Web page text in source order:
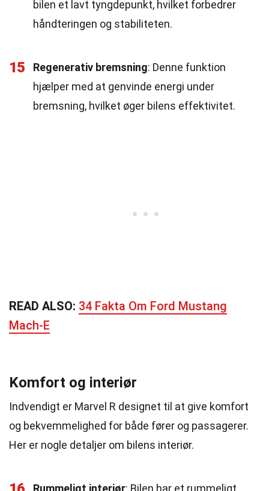
bilen et lavt tyngdepunkt, hvilket forbedrer
håndteringen og stabiliteten.
15 Regenerativ bremsning: Denne funktion
hjælper med at genvinde energi under
bremsning, hvilket øger bilens effektivitet.
READ ALSO: 34 Fakta Om Ford Mustang
Mach-E
Komfort og interiør
Indvendigt er Marvel R designet til at give komfort
og bekvemmelighed for både fører og passagerer.
Her er nogle detaljer om bilens interiør.
Rummeligt interiør: Bilen har et rummeligt